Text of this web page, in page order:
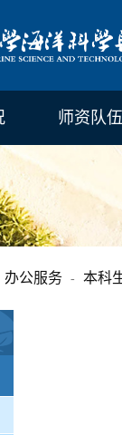
师资队伍
办公服务 - 本科